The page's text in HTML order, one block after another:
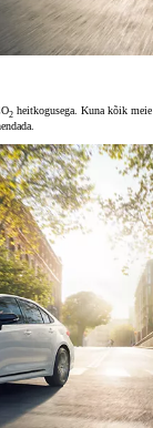
2 heitkogusega. Kuna kõik meie